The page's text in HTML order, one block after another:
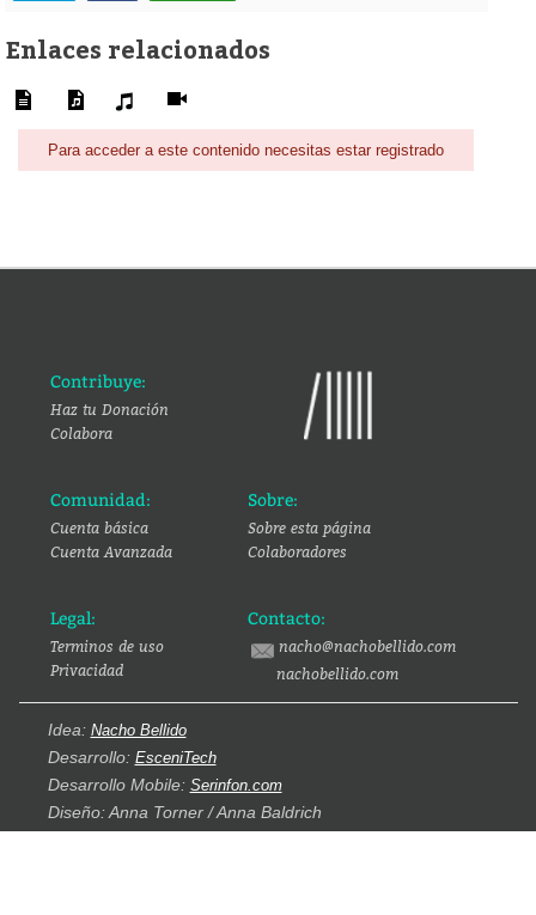
Enlaces relacionados
Para acceder a este contenido necesitas estar registrado
Contribuye:
Haz tu Donación
Colabora
Comunidad:
Cuenta básica
Cuenta Avanzada
Sobre:
Sobre esta página
Colaboradores
Legal:
Terminos de uso
Privacidad
Contacto:
nacho@nachobellido.com
nachobellido.com
Idea: Nacho Bellido
Desarrollo: EsceniTech
Desarrollo Mobile: Serinfon.com
Diseño: Anna Torner / Anna Baldrich